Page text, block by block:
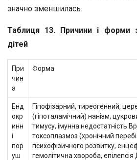
значно зменшилась.
Таблиця 13. Причини і форми
дітей
При
чин
а
Форма
Енд
окр
инн
і
пор
уш
Гіпофізарний, тиреогенний,
(гіпоталамічний) нанізм,
тимусу, імунна недостатність
токсоплазмоз (хронічний
психофізичного розвитку,
гемолітична хвороба, епілепсія